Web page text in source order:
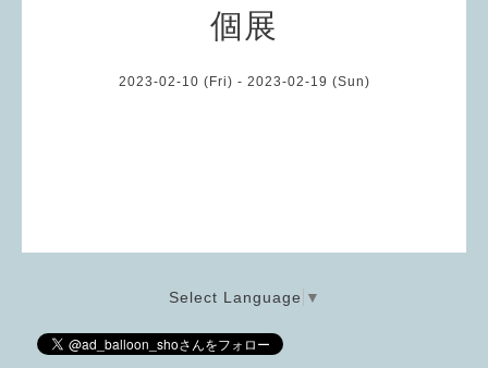
個展
2023-02-10 (Fri) - 2023-02-19 (Sun)
Select Language ▼